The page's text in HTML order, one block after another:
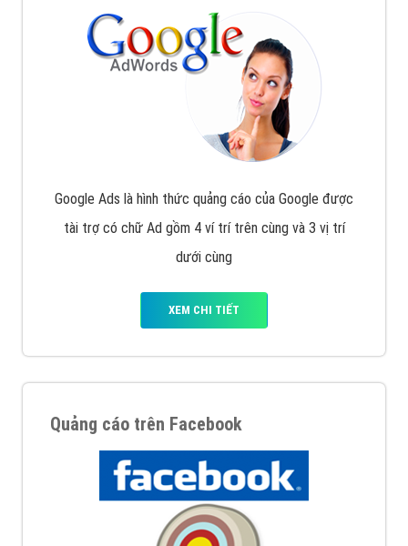
Google Ads là hình thức quảng cáo của Google được
tài trợ có chữ Ad gồm 4 ví trí trên cùng và 3 vị trí
dưới cùng
XEM CHI TIẾT
Quảng cáo trên Facebook